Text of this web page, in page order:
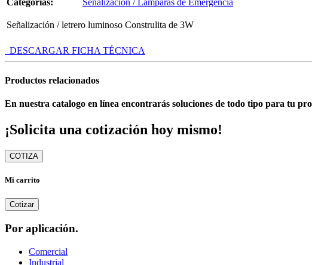
Categorías:
Señalización / Lámparas de Emergencia
Señalización / letrero luminoso Construlita de 3W
DESCARGAR FICHA TÉCNICA
Productos relacionados
En nuestra catalogo en línea encontrarás soluciones de todo tipo para tu
¡Solicita una cotización hoy mismo!
COTIZA
Mi carrito
Cotizar
Por aplicación.
Comercial
Industrial